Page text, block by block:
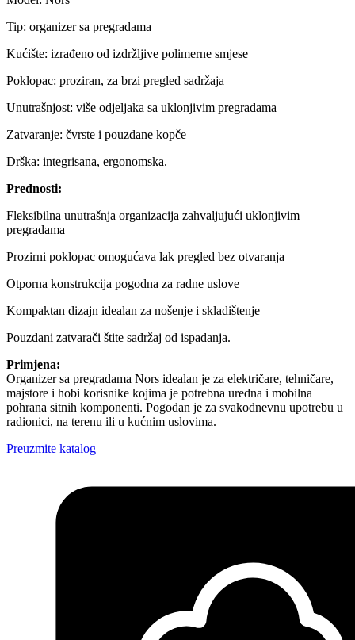
Tip: organizer sa pregradama
Kućište: izrađeno od izdržljive polimerne smjese
Poklopac: proziran, za brzi pregled sadržaja
Unutrašnjost: više odjeljaka sa uklonjivim pregradama
Zatvaranje: čvrste i pouzdane kopče
Drška: integrisana, ergonomska.
Prednosti:
Fleksibilna unutrašnja organizacija zahvaljujući uklonjivim
pregradama
Prozirni poklopac omogućava lak pregled bez otvaranja
Otporna konstrukcija pogodna za radne uslove
Kompaktan dizajn idealan za nošenje i skladištenje
Pouzdani zatvarači štite sadržaj od ispadanja.
Primjena:
Organizer sa pregradama Nors idealan je za električare, tehničare,
majstore i hobi korisnike kojima je potrebna uredna i mobilna
pohrana sitnih komponenti. Pogodan je za svakodnevnu upotrebu u
radionici, na terenu ili u kućnim uslovima.
Preuzmite katalog